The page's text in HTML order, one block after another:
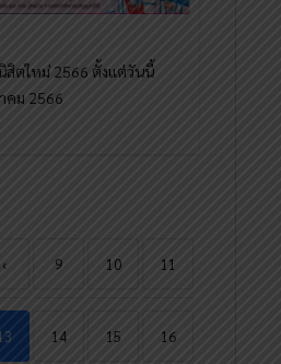
สิตใหม่ 2566 ตั้งแต่วันนี้
คม 2566
‹ 9 10 11
14 15 16